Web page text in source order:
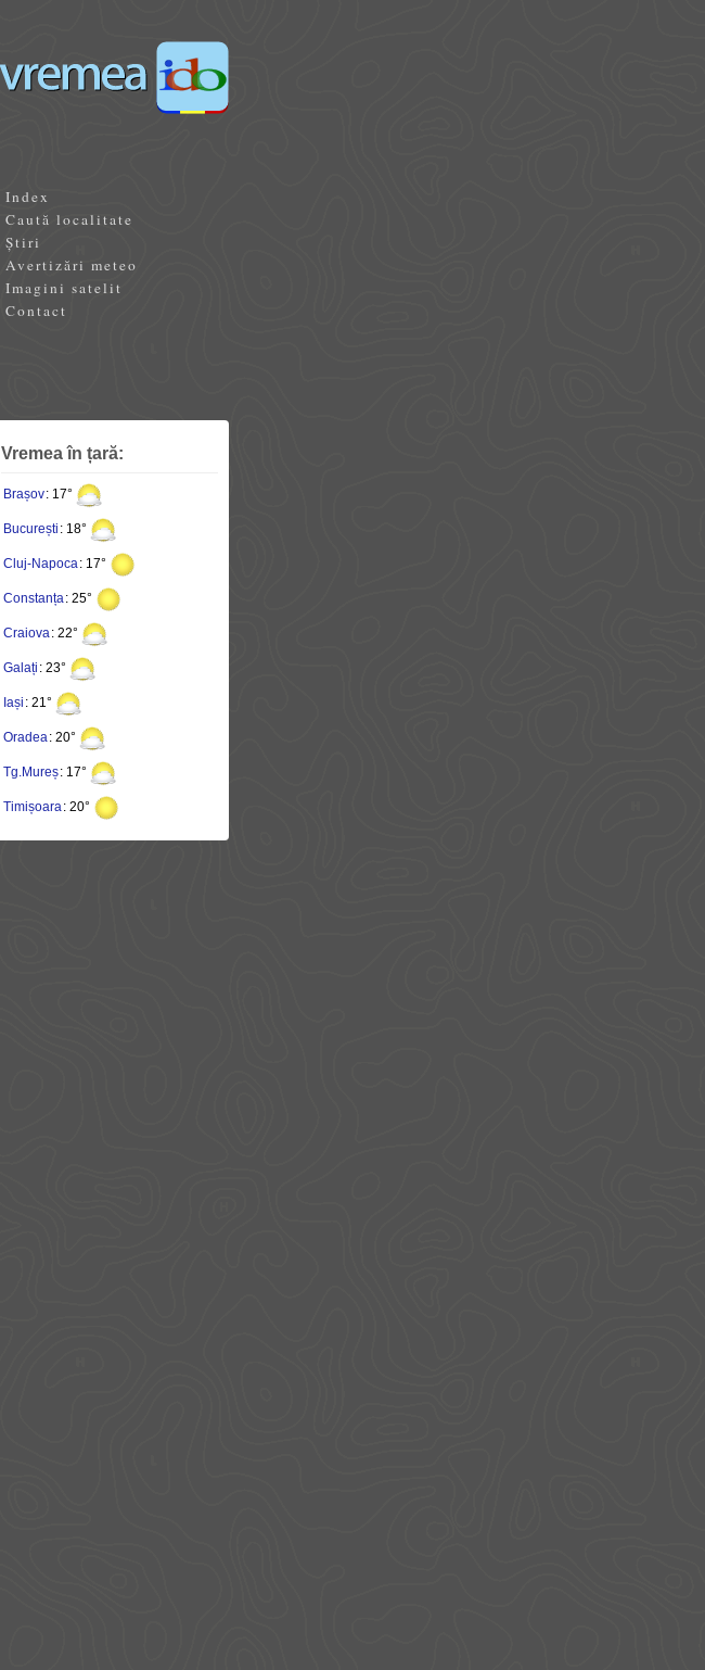
Index
Caută localitate
Știri
Avertizări meteo
Imagini satelit
Contact
Vremea în țară:
Brașov: 17°
București : 18°
Cluj-Napoca: 17°
Constanța: 25°
Craiova: 22°
Galați : 23°
Iași : 21°
Oradea: 20°
Tg.Mureș: 17°
Timișoara: 20°